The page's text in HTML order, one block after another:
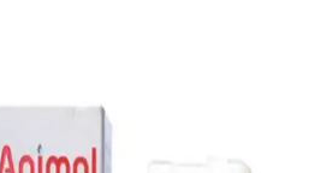
ve taşınabilir çözümler sunar.
kolayca sağlar.